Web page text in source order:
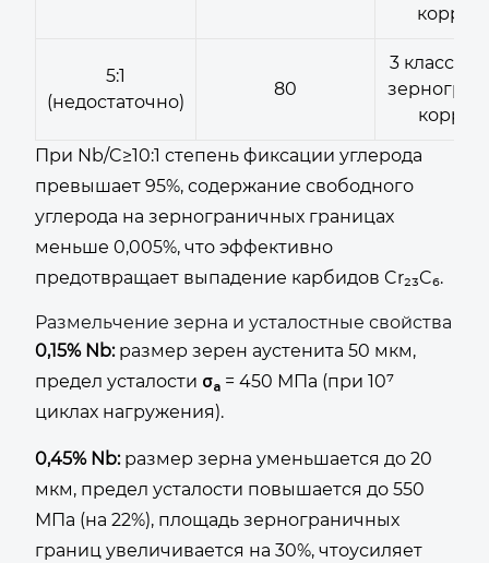
5:1
(недостаточно)
80
3 класс
При Nb/C≥10:1 степень фиксации углерода
превышает 95%, содержание свободного
углерода на зернограничных границах
меньше 0,005%, что эффективно
предотвращает выпадение карбидов Cr₂₃C₆.
Размельчение зерна и усталостные свойства
0,15% Nb:размер зерен аустенита 50 мкм,
предел усталости σₐ = 450 МПа (при 10⁷
циклах нагружения).
0,45% Nb:размер зерна уменьшается до 20
мкм, предел усталости повышается до 550
МПа (на 22%), площадь зернограничных
границ увеличивается на 30%, чтоусиляет